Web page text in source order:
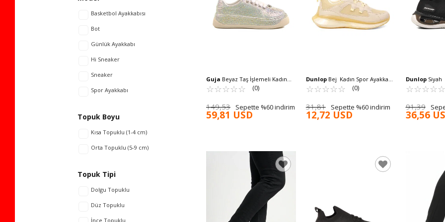
Basketbol Ayakkabısı
Bot
Günlük Ayakkabı
Hi Sneaker
Sneaker
Spor Ayakkabı
Topuk Boyu
Kısa Topuklu (1-4 cm)
Orta Topuklu (5-9 cm)
Topuk Tipi
Dolgu Topuklu
Düz Topuklu
İnce Topuklu
Guja Beyaz Taş İşlemeli Kadın
Sneaker 25Y451-10 Z
☆☆☆☆☆
★★★★★ (0)
149,53 Sepette %60 indirim
59,81 USD
DunlopBej Kadın Spor Ayakkabı
Dnp-2031 Z
☆☆☆☆☆
★★★★★ (0)
31,81 Sepette %60 indirim
12,72 USD
DunlopSiyah
Ayakkabı Dnp-
☆☆☆☆☆
★★★★★
91,39
36,56